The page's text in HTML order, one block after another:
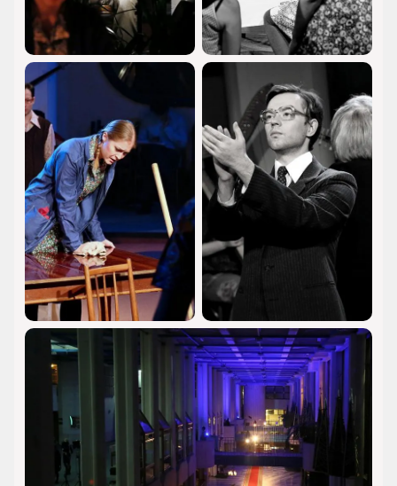
воспоминания и эмоции, делая историю Орфея
близкой и понятной.
Стоит ли оглядываться назад? На этот вопрос
зрители ответят вместе с Орфеем, погружаясь в
его трагическую и одновременно вдохновляющую
историю.Купить билеты на нашем сайте и стать
частью этого незабываемого путешествия –
значит открыть для себя новый взгляд на
классическое произведение.
Погрузитесь в мир старинной музыки и
драматических событий, которые оживают на
сцене Детского музыкального театра им. Н.И. Сац.
Купить билеты на нашем сайте – это первый шаг к
встрече с великим искусством, которое не оставит
вас равнодушными.